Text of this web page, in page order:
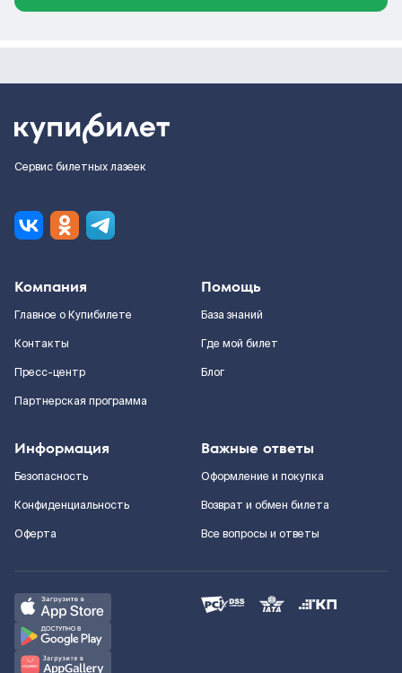
Сервис билетных лазеек
Компания
Главное о Купибилете
Контакты
Пресс-центр
Партнерская программа
Помощь
База знаний
Где мой билет
Блог
Информация
Безопасность
Конфиденциальность
Оферта
Важные ответы
Оформление и покупка
Возврат и обмен билета
Все вопросы и ответы